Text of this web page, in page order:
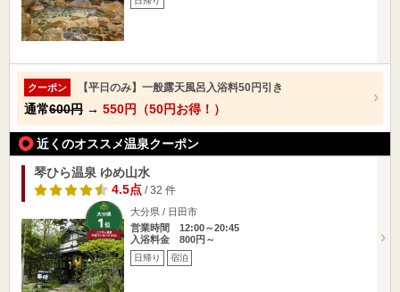
クーポン 【平日のみ】一般露天風呂入浴料50円引き
通常600円 → 550円（50円お得！）
近くのオススメ温泉クーポン
琴ひら温泉 ゆめ山水
4.5点/ 32 件
大分県 / 日田市
営業時間 12:00～20:45
入浴料金 800円～
日帰り 宿泊